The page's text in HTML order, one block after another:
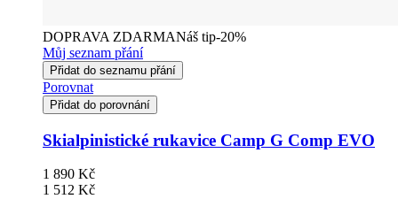
DOPRAVA ZDARMANáš tip-20%
Můj seznam přání
Přidat do seznamu přání
Porovnat
Přidat do porovnání
Skialpinistické rukavice Camp G Comp EVO
1 890 Kč
1 512 Kč